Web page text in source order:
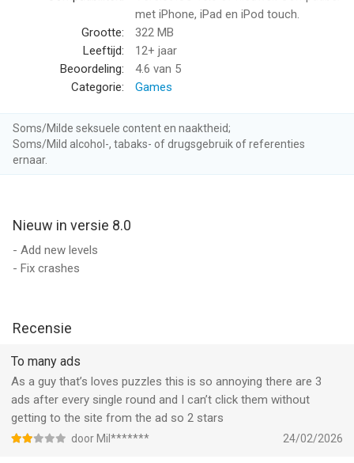
- Lighthearted and entertaining moments
Enjoy playful scenarios and humorous outcomes designed for
casual fun.
Levels are designed to keep gameplay interesting through
problem-solving and exploration.
FEATURES:
- Clear visuals and expressive characters
- Suitable for players who enjoy puzzle games and short
interactive stories
storytelling.
Download and enjoy short, interactive stories anytime,
anywhere.
Tricky Dramas: Short Stories van 9UP COMPANY LIMITED is
met iPhone, iPad en iPod touch.
Grootte:
322 MB
Leeftijd:
12+ jaar
Beoordeling:
4.6 van 5
Categorie:
Games
Soms/Milde seksuele content en naaktheid;
Soms/Mild alcohol-, tabaks- of drugsgebruik of referenties
ernaar.
Nieuw in versie 8.0
- Add new levels
- Fix crashes
Recensie
To many ads
As a guy that’s loves puzzles this is so annoying there are 3
ads after every single round and I can’t click them without
getting to the site from the ad so 2 stars
door Mil******* 24/02/2026